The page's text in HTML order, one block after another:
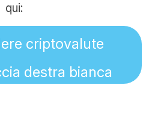
qui:
criptovalute